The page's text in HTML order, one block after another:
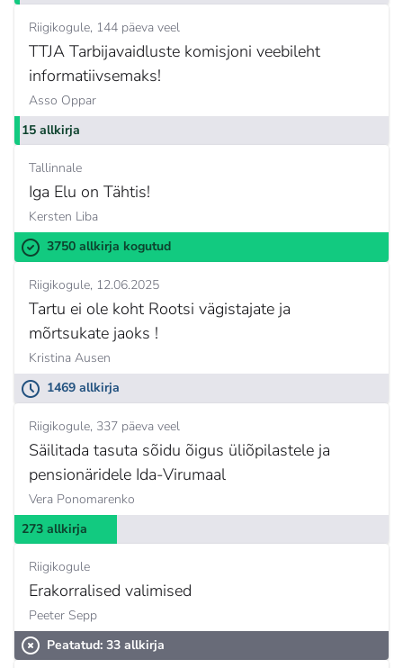
Riigikogule 144 päeva veel
TTJA Tarbijavaidluste komisjoni veebileht
informatiivsemaks!
Asso Oppar
15 allkirja
Tallinnale
Iga Elu on Tähtis!
Kersten Liba
3750 allkirja kogutud
Riigikogule 12.06.2025
Tartu ei ole koht Rootsi vägistajate ja
mõrtsukate jaoks !
Kristina Ausen
1469 allkirja
Riigikogule 337 päeva veel
Säilitada tasuta sõidu õigus üliõpilastele ja
pensionäridele Ida-Virumaal
Vera Ponomarenko
273 allkirja
Riigikogule
Erakorralised valimised
Peeter Sepp
Peatatud: 33 allkirja